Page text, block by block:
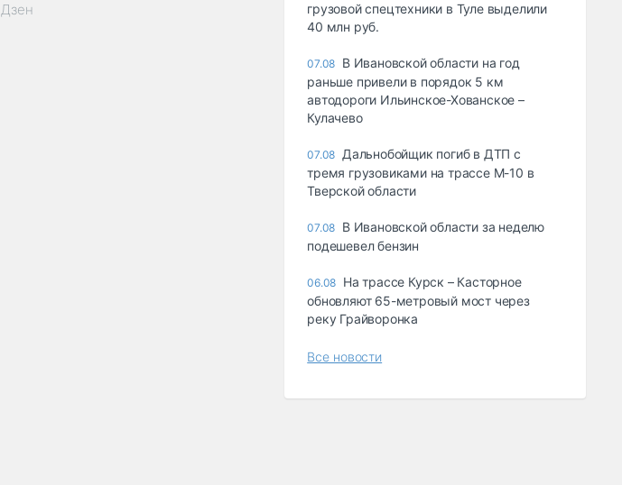
Дзен
грузовой спецтехники в Туле выделили
40 млн руб.
07.08 В Ивановской области на год
раньше привели в порядок 5 км
автодороги Ильинское-Хованское –
Кулачево
07.08 Дальнобойщик погиб в ДТП с
тремя грузовиками на трассе М-10 в
Тверской области
07.08 В Ивановской области за неделю
подешевел бензин
06.08 На трассе Курск – Касторное
обновляют 65-метровый мост через
реку Грайворонка
Все новости